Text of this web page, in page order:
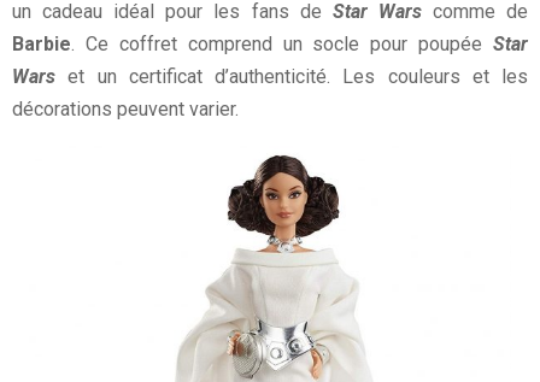
un cadeau idéal pour les fans de Star Warscomme de
Barbie. Ce coffret comprend un socle pour poupée Star
Wars et un certificat d’authenticité. Les couleurs et les
décorations peuvent varier.